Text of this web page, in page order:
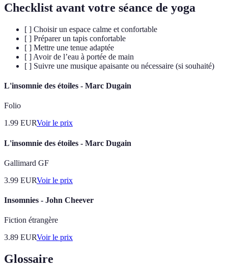
Checklist avant votre séance de yoga
[ ] Choisir un espace calme et confortable
[ ] Préparer un tapis confortable
[ ] Mettre une tenue adaptée
[ ] Avoir de l’eau à portée de main
[ ] Suivre une musique apaisante ou nécessaire (si souhaité)
L'insomnie des étoiles - Marc Dugain
Folio
1.99 EURVoir le prix
L'insomnie des étoiles - Marc Dugain
Gallimard GF
3.99 EURVoir le prix
Insomnies - John Cheever
Fiction étrangère
3.89 EURVoir le prix
Glossaire